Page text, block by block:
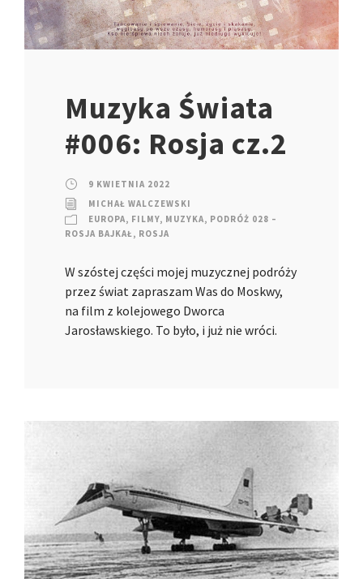
Muzyka Świata
#006: Rosja cz.2
9 KWIETNIA 2022
MICHAŁ WALCZEWSKI
EUROPA, FILMY, MUZYKA, PODRÓŻ 028 –
ROSJA BAJKAŁ , ROSJA
W szóstej części mojej muzycznej podróży
przez świat zapraszam Was do Moskwy,
na film z kolejowego Dworca
Jarosławskiego. To było, i już nie wróci.